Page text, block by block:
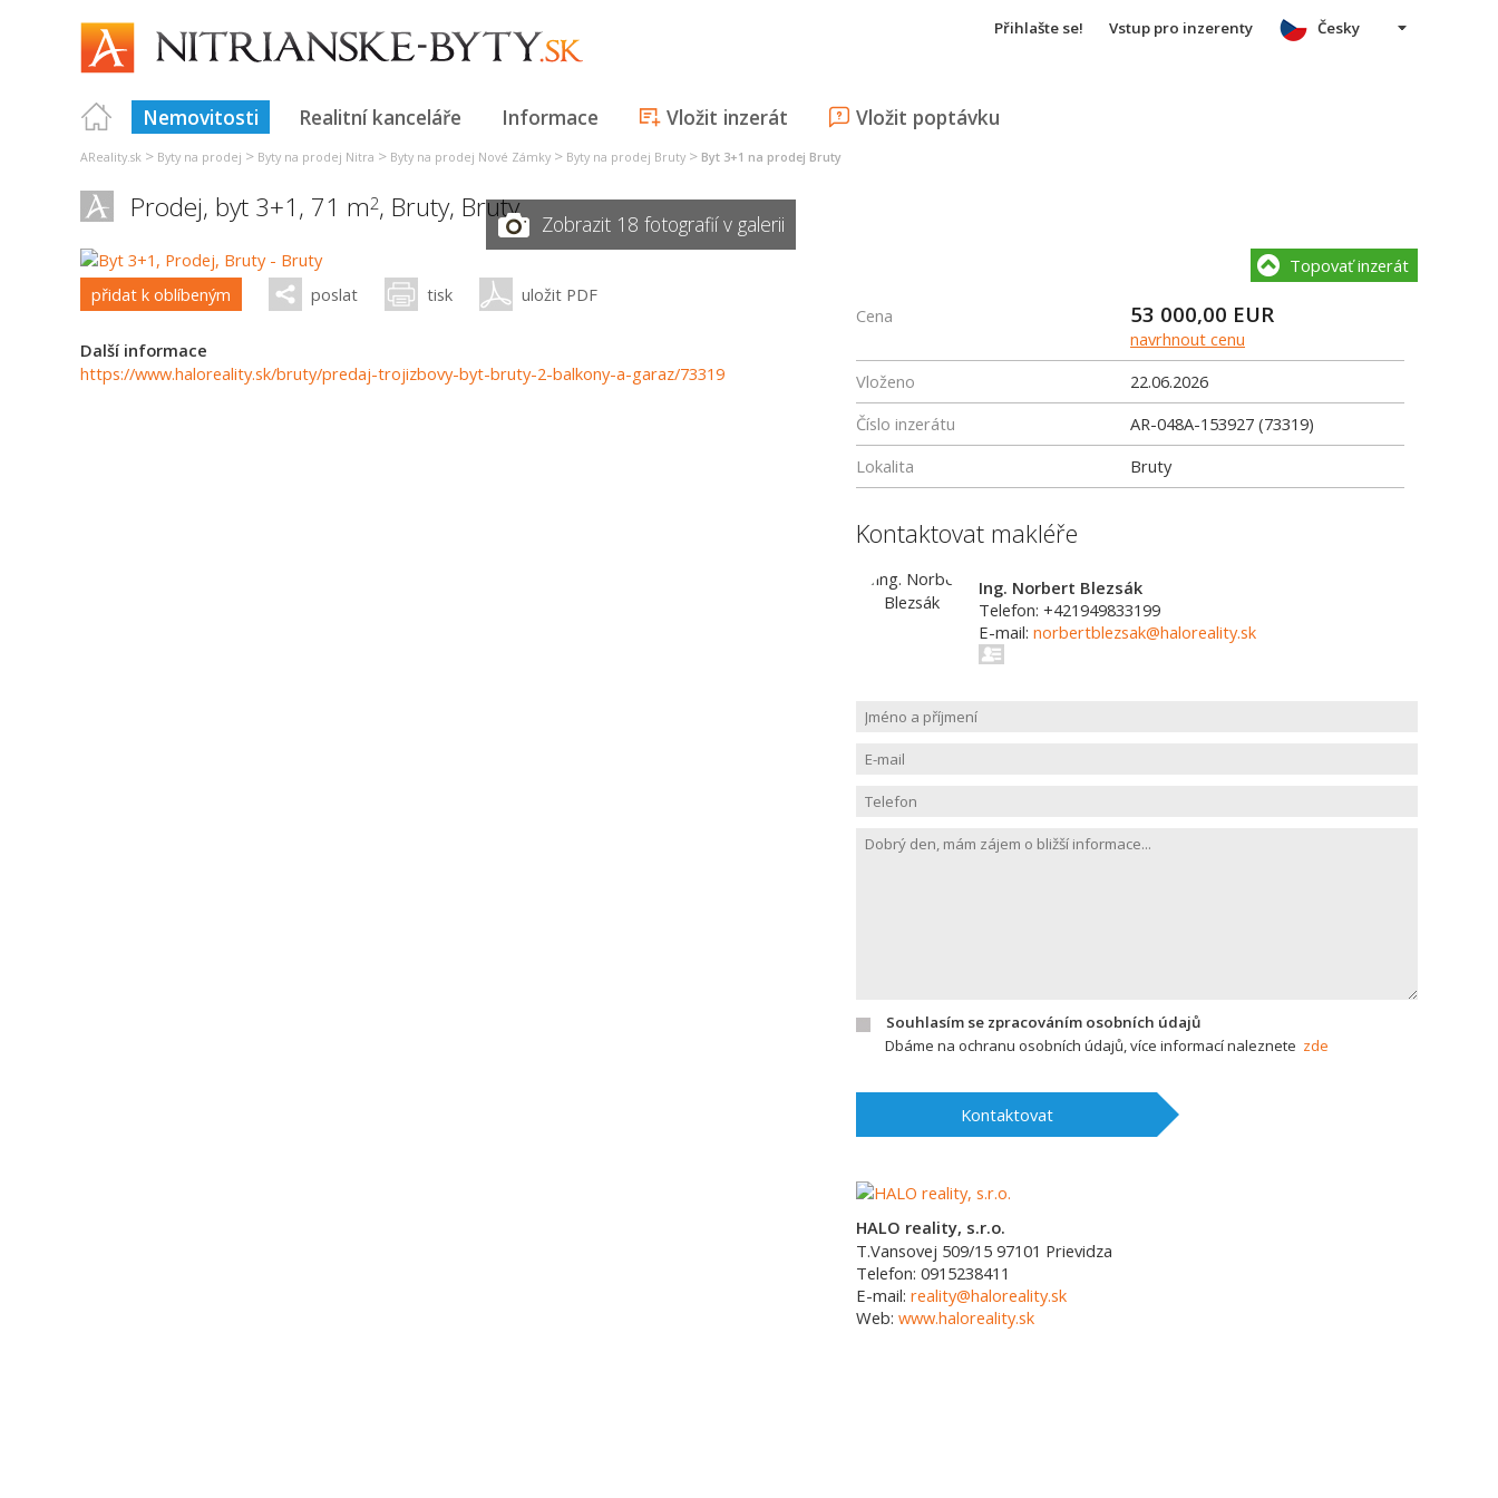
Přihlašte se! Vstup pro inzerenty
Nemovitosti Realitní kanceláře Informace Vložit inzerát Vložit poptávku
Česky
AReality.sk > Byty na prodej > Byty na prodej Nitra > Byty na prodej Nové Zámky > Byty na prodej Bruty > Byt 3+1 na prodej Bruty
Prodej, byt 3+1, 71 m2, Bruty, Bruty Zobrazit 18 fotografií v galerii
přidat k oblíbeným poslat tisk uložit PDF
Další informace
https://www.haloreality.sk/bruty/predaj-trojizbovy-byt-bruty-2-balkony-a-garaz/73319
Topovať inzerát
Cena 53 000,00 EUR
navrhnout cenu
Vloženo
22.06.2026
Číslo inzerátu
AR-048A-153927 (73319)
Lokalita
Bruty
Kontaktovat makléře
Ing. Norbert Blezsák
Telefon: +421949833199
E-mail: norbertblezsak@haloreality.sk
Souhlasím se zpracováním osobních údajů
Dbáme na ochranu osobních údajů, více informací naleznete zde
Kontaktovat
HALO reality, s.r.o.
T.Vansovej 509/15 97101 Prievidza
Telefon: 0915238411
E-mail: reality@haloreality.sk
Web: www.haloreality.sk